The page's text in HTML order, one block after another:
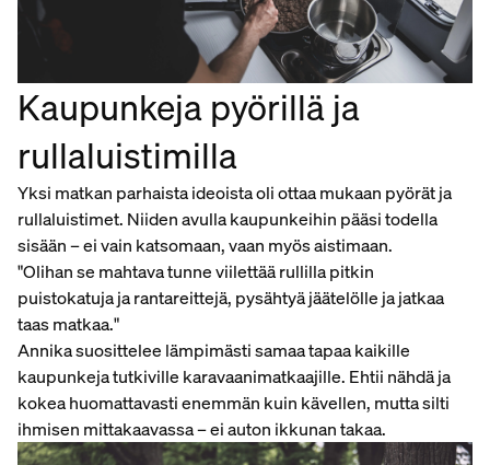
Kaupunkeja pyörillä ja
rullaluistimilla
Yksi matkan parhaista ideoista oli ottaa mukaan pyörät ja
rullaluistimet. Niiden avulla kaupunkeihin pääsi todella
sisään – ei vain katsomaan, vaan myös aistimaan.
"Olihan se mahtava tunne viilettää rullilla pitkin
puistokatuja ja rantareittejä, pysähtyä jäätelölle ja jatkaa
taas matkaa."
Annika suosittelee lämpimästi samaa tapaa kaikille
kaupunkeja tutkiville karavaanimatkaajille. Ehtii nähdä ja
kokea huomattavasti enemmän kuin kävellen, mutta silti
ihmisen mittakaavassa – ei auton ikkunan takaa.